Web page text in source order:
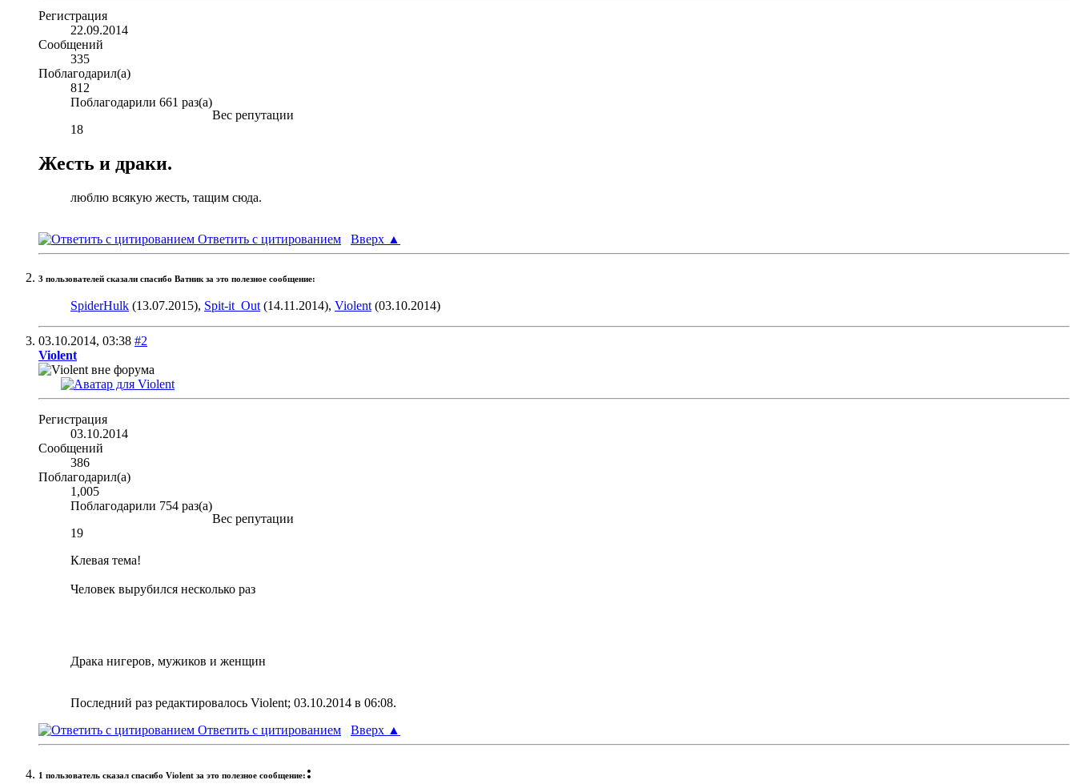
Регистрация
22.09.2014
Сообщений
335
Поблагодарил(а)
812
Поблагодарили 661 раз(а)
Вес репутации
18
Жесть и драки.
люблю всякую жесть, тащим сюда.
Ответить с цитированием Вверх ▲
3 пользователей сказали cпасибо Ватник за это полезное сообщение:
SpiderHulk (13.07.2015), Spit-it_Out(14.11.2014), Violent(03.10.2014)
03.10.2014, 03:38 #2
Violent
Регистрация
03.10.2014
Сообщений
386
Поблагодарил(а)
1,005
Поблагодарили 754 раз(а)
Вес репутации
19
Клевая тема!
Человек вырубился несколько раз
Драка нигеров, мужиков и женщин
Последний раз редактировалось Violent; 03.10.2014 в 06:08.
Ответить с цитированием
Вверх ▲
1 пользователь сказал cпасибо Violent за это полезное сообщение: :